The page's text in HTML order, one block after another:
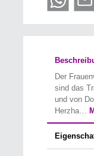
Der
sind das
und von
Herzha…